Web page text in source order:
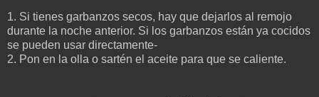
1. Si tienes garbanzos secos, hay que dejarlos al remojo
durante la noche anterior. Si los garbanzos están ya cocidos
se pueden usar directamente-
2. Pon en la olla o sartén el aceite para que se caliente.